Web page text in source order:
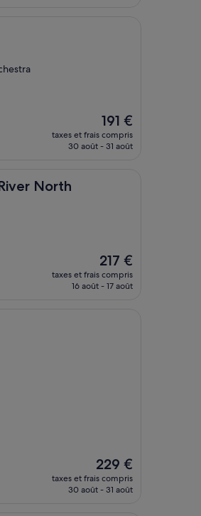
Le
nouveau
prix
191 €
taxes et frais compris
30 août - 31 août
North
Le
nouveau
prix
217 €
taxes et frais compris
16 août - 17 août
Le
nouveau
prix
229 €
taxes et frais compris
30 août - 31 août